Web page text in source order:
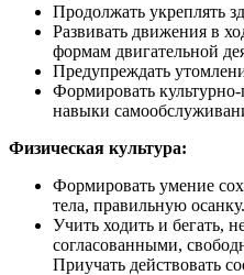
Продолжать укреплять
Развивать движения в
формам двигательной
Предупреждать
Формировать
навыки
Физическая культура:
Формировать умение
тела, правильную осанку.
Учить ходить и бегать,
согласованными,
Приучать действовать